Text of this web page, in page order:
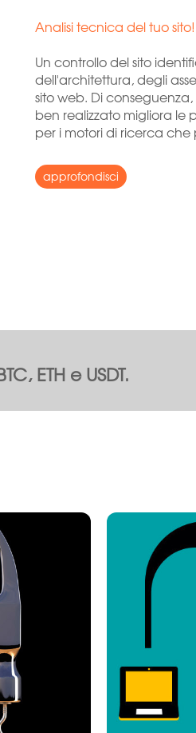
Analisi tecnica del tuo sito!
Un controllo del sito
dell'architettura, degli
sito web. Di
ben realizzato migliora le
per i motori di ricerca che
approfondisci
ETH e USDT.